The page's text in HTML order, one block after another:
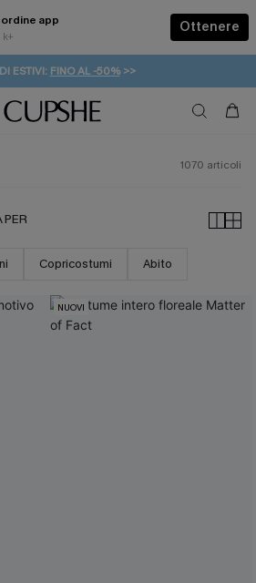
ordine app
k+
Ottenere
DA VACANZA | ACQUISTA
ESTIVI: FINO AL -50%>>
GRATUITA DA 49€
PER I NUOVI: 20% DI SCONTO*
1070 articoli
PER
Copricostumi Abito
NUOVI